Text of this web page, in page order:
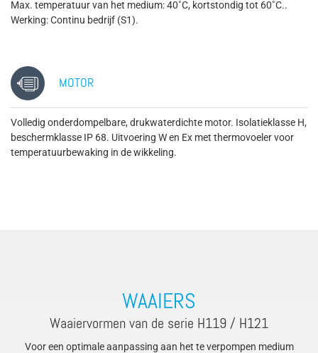
Max. temperatuur van het medium: 40˚C, kortstondig tot 60˚C..
Werking: Continu bedrijf (S1).
MOTOR
Volledig onderdompelbare, drukwaterdichte motor. Isolatieklasse H,
beschermklasse IP 68. Uitvoering W en Ex met thermovoeler voor
temperatuurbewaking in de wikkeling.
WAAIERS
Waaiervormen van de serie H119 / H121
Voor een optimale aanpassing aan het te verpompen medium